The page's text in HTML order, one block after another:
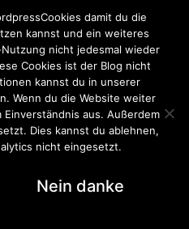
damit du die
kannst und ein weiteres
nicht jedesmal wieder
Cookies ist der Blog nicht
kannst du in unserer
Wenn du die Website weiter
aus. Außerdem
Dies kannst du ablehnen,
nicht eingesetzt.
Nein danke